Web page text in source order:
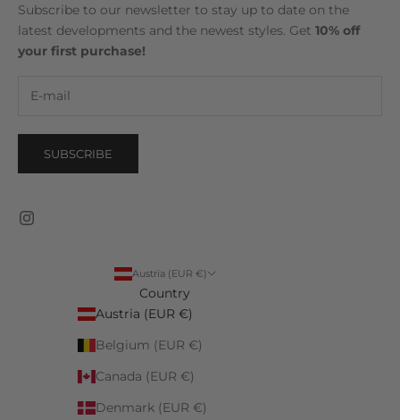
Subscribe to our newsletter to stay up to date on the
latest developments and the newest styles. Get 10% off
your first purchase!
SUBSCRIBE
Austria (EUR €)
Country
Austria (EUR €)
Belgium (EUR €)
Canada (EUR €)
Denmark (EUR €)